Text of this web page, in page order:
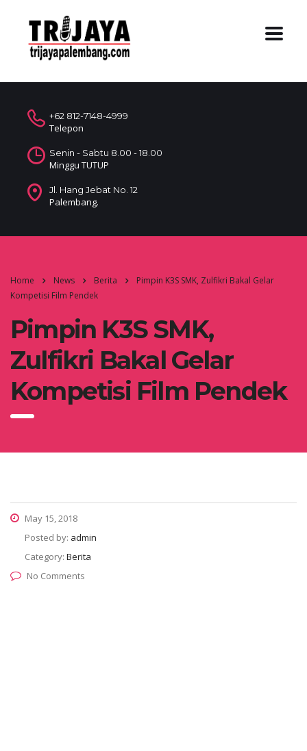
+62 812-7148-4999
Telepon
Senin - Sabtu 8.00 - 18.00
Minggu TUTUP
Jl. Hang Jebat No. 12
Palembang.
Home News Berita
Pimpin K3S SMK, Zulfikri Bakal Gelar
Kompetisi Film Pendek
Pimpin K3S SMK,
Zulfikri Bakal Gelar
Kompetisi Film Pendek
May 15, 2018
Posted by: admin
Category: Berita
No Comments